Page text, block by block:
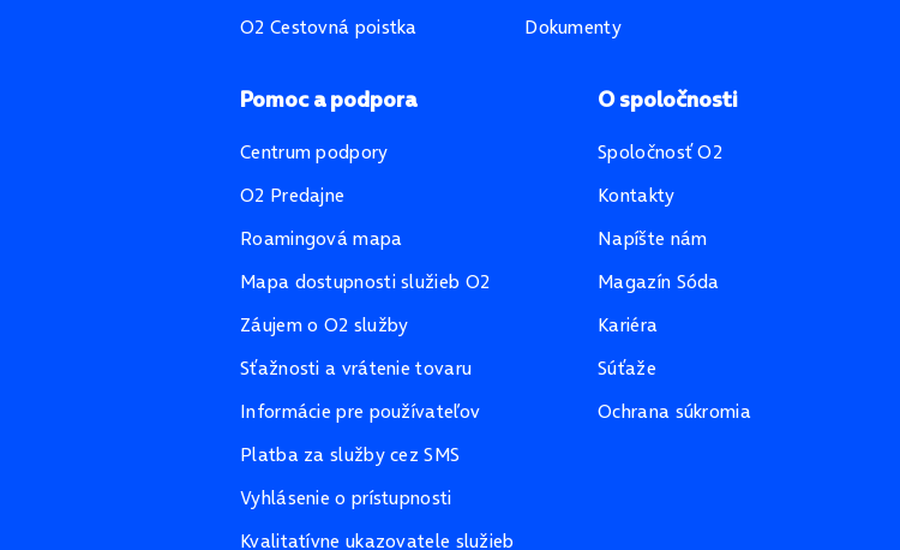
O2 Cestovná poistka
Dokumenty
Pomoc a podpora
Centrum podpory
O2 Predajne
Roamingová mapa
Mapa dostupnosti služieb O2
Záujem o O2 služby
Sťažnosti a vrátenie tovaru
Informácie pre používateľov
Platba za služby cez SMS
Vyhlásenie o prístupnosti
Kvalitatívne ukazovatele služieb
O spoločnosti
Spoločnosť O2
Kontakty
Napíšte nám
Magazín Sóda
Kariéra
Súťaže
Ochrana súkromia